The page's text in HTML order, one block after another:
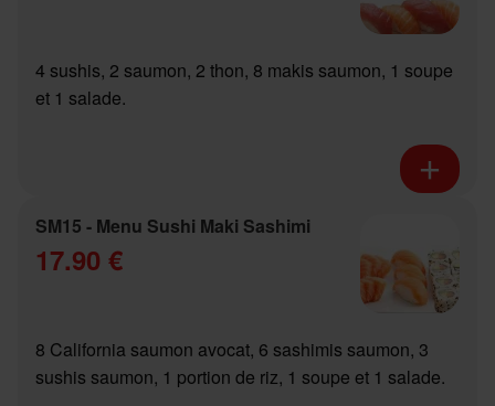
4 sushis, 2 saumon, 2 thon, 8 makis saumon, 1 soupe
et 1 salade.
SM15 - Menu Sushi Maki Sashimi
17.90 €
8 California saumon avocat, 6 sashimis saumon, 3
sushis saumon, 1 portion de riz, 1 soupe et 1 salade.